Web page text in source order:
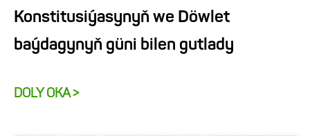
Konstitusiýasynyň we Döwlet
baýdagynyň güni bilen gutlady
DOLY OKA >